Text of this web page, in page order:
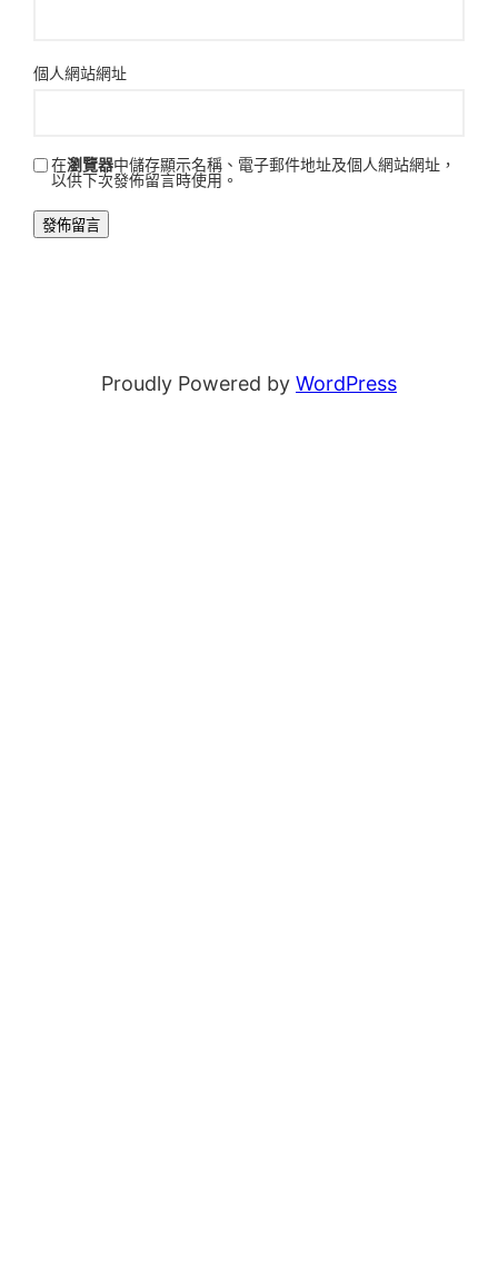
個人網站網址
在瀏覽器中儲存顯示名稱、電子郵件地址及個人網站網址，
以供下次發佈留言時使用。
Proudly Powered by WordPress